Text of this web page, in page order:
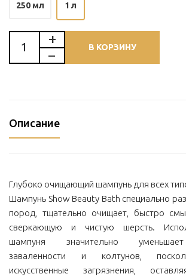
250 мл 1 л
В КОРЗИНУ
Описание
Глубоко очищающий шампунь для всех
Шампунь Show Beauty Bath специально
пород, тщательно очищает, быстро
сверкающую и чистую шерсть.
шампуня значительно
заваленности и колтунов,
искусственные загрязнения,